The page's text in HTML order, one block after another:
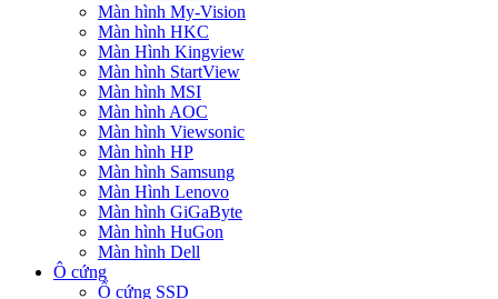
Màn hình My-Vision
Màn hình HKC
Màn Hình Kingview
Màn hình StartView
Màn hình MSI
Màn hình AOC
Màn hình Viewsonic
Màn hình HP
Màn hình Samsung
Màn Hình Lenovo
Màn hình GiGaByte
Màn hình HuGon
Màn hình Dell
Ô cứng
Ổ cứng SSD